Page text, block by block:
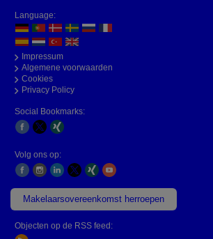
Language:
Impressum
Algemene voorwaarden
Cookies
Privacy Policy
Social Bookmarks:
Volg ons op:
Makelaarsovereenkomst herroepen
Objecten op de RSS feed: